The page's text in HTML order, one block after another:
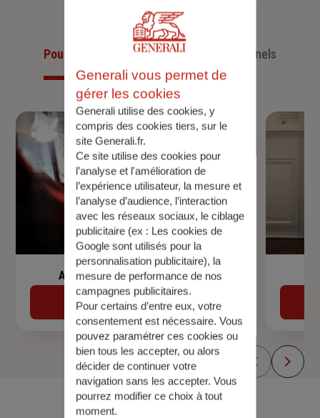
Pour les particuliersPour les professionnels
Assurance de prêt immobilier
Découvrir
Generali vous permet de
gérer les cookies
Generali utilise des cookies, y
compris des cookies tiers, sur le
site Generali.fr.
Ce site utilise des cookies pour
l’analyse et l'amélioration de
l’expérience utilisateur, la mesure et
l’analyse d’audience, l’interaction
avec les réseaux sociaux, le ciblage
publicitaire (ex : Les cookies de
Google sont utilisés pour la
personnalisation publicitaire), la
mesure de performance de nos
campagnes publicitaires.
Pour certains d’entre eux, votre
consentement est nécessaire. Vous
pouvez paramétrer ces cookies ou
bien tous les accepter, ou alors
décider de continuer votre
navigation sans les accepter. Vous
pourrez modifier ce choix à tout
moment.